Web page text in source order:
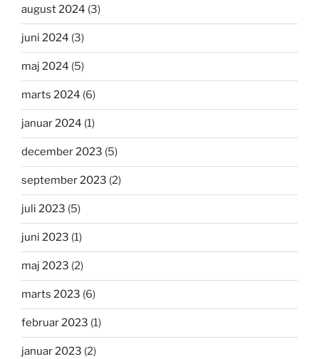
august 2024 (3)
juni 2024 (3)
maj 2024 (5)
marts 2024 (6)
januar 2024 (1)
december 2023 (5)
september 2023 (2)
juli 2023 (5)
juni 2023 (1)
maj 2023 (2)
marts 2023 (6)
februar 2023 (1)
januar 2023 (2)